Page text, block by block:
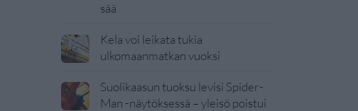
sää
Kela voi leikata tukia
ulkomaanmatkan vuoksi
Suolikaasun tuoksu levisi Spider-
Man -näytöksessä – yleisö poistui